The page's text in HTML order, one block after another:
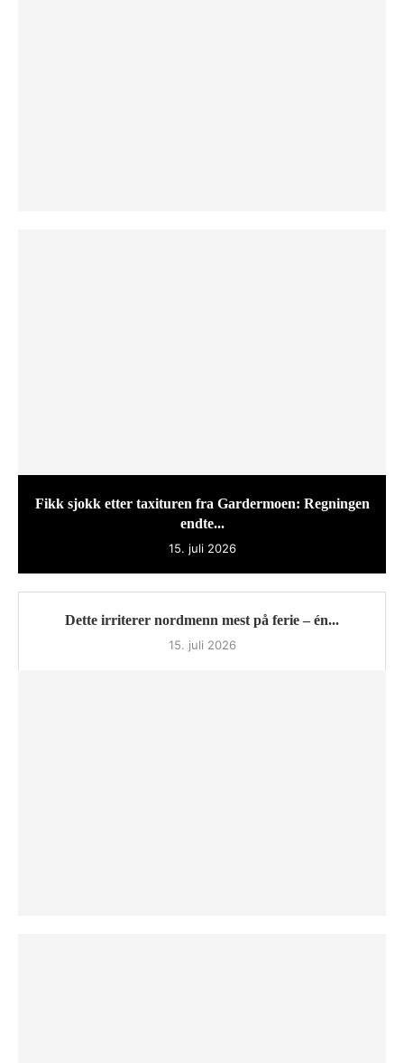
Fikk sjokk etter taxituren fra Gardermoen: Regningen
endte...
15. juli 2026
Dette irriterer nordmenn mest på ferie – én...
15. juli 2026